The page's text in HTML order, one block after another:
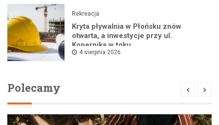
Rekreacja
Kryta pływalnia w Płońsku znów
otwarta, a inwestycje przy ul.
Kopernika w toku
4 sierpnia 2026
Polecamy